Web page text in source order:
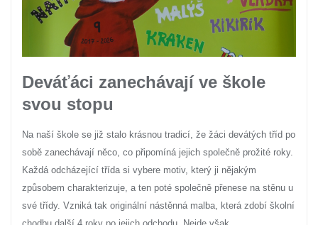
Deváťáci zanechávají ve škole
svou stopu
Na naší škole se již stalo krásnou tradicí, že žáci devátých tříd po
sobě zanechávají něco, co připomíná jejich společně prožité roky.
Každá odcházející třída si vybere motiv, který ji nějakým
způsobem charakterizuje, a ten poté společně přenese na stěnu u
své třídy. Vzniká tak originální nástěnná malba, která zdobí školní